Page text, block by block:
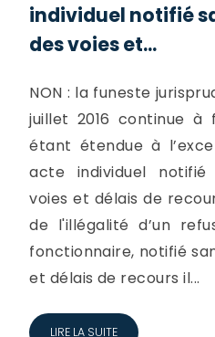
individuel notifié
des voies et...
NON : la funeste
juillet 2016 continue à
étant étendue à
acte individuel
voies et délais de
de l'illégalité d’un
fonctionnaire, notifié
et délais de recours il...
LIRE LA SUITE